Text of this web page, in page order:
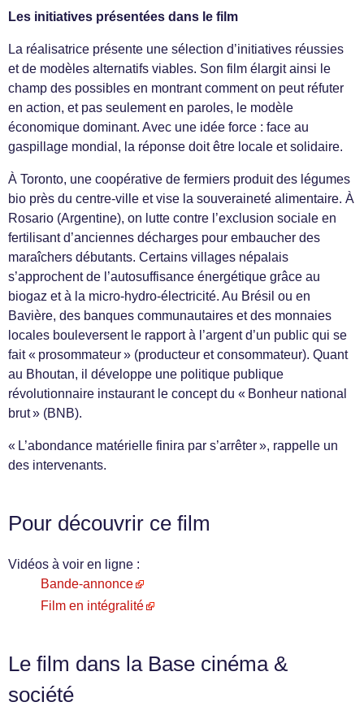
Les initiatives présentées dans le film
La réalisatrice présente une sélection d’initiatives réussies
et de modèles alternatifs viables. Son film élargit ainsi le
champ des possibles en montrant comment on peut réfuter
en action, et pas seulement en paroles, le modèle
économique dominant. Avec une idée force : face au
gaspillage mondial, la réponse doit être locale et solidaire.
À Toronto, une coopérative de fermiers produit des légumes
bio près du centre-ville et vise la souveraineté alimentaire. À
Rosario (Argentine), on lutte contre l’exclusion sociale en
fertilisant d’anciennes décharges pour embaucher des
maraîchers débutants. Certains villages népalais
s’approchent de l’autosuffisance énergétique grâce au
biogaz et à la micro-hydro-électricité. Au Brésil ou en
Bavière, des banques communautaires et des monnaies
locales bouleversent le rapport à l’argent d’un public qui se
fait « prosommateur » (producteur et consommateur). Quant
au Bhoutan, il développe une politique publique
révolutionnaire instaurant le concept du « Bonheur national
brut » (BNB).
« L’abondance matérielle finira par s’arrêter », rappelle un
des intervenants.
Pour découvrir ce film
Vidéos à voir en ligne :
Bande-annonce
Film en intégralité
Le film dans la Base cinéma &
société